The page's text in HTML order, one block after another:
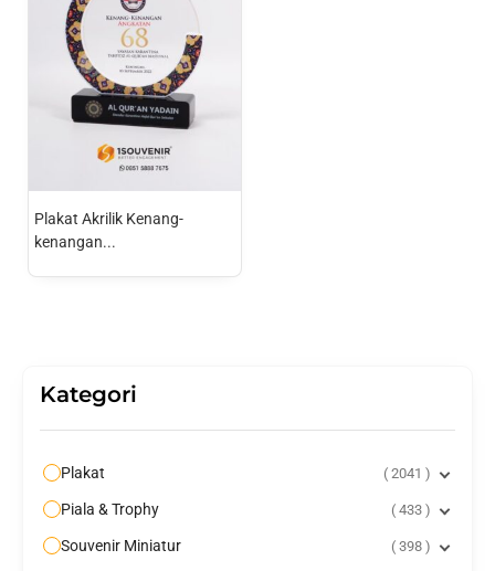
Plakat Akrilik Kenang-
kenangan...
Kategori
Plakat 2041
Piala & Trophy 433
Souvenir Miniatur 398